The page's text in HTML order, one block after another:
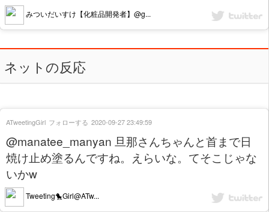
みついだいすけ【化粧品開発者】@g...
ネットの反応
@manatee_manyan 旦那さんちゃんと首まで日
焼け止め塗るんですね。えらいな。てそこじゃな
いかw
Tweeting🐤Girl@ATw...
ATweetingGirl フォローする 2020-09-27 23:49:59